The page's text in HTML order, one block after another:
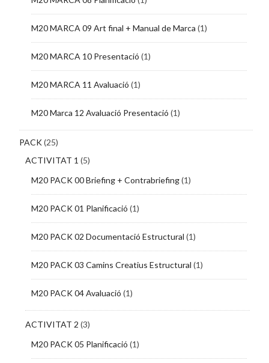
M20 MARCA 09 Art final + Manual de Marca (1)
M20 MARCA 10 Presentació (1)
M20 MARCA 11 Avaluació (1)
M20 Marca 12 Avaluació Presentació (1)
PACK(25)
ACTIVITAT 1 (5)
M20 PACK 00 Briefing + Contrabriefing(1)
M20 PACK 01 Planificació (1)
M20 PACK 02 Documentació Estructural (1)
M20 PACK 03 Camins Creatius Estructural (1)
M20 PACK 04 Avaluació (1)
ACTIVITAT 2 (3)
M20 PACK 05 Planificació (1)